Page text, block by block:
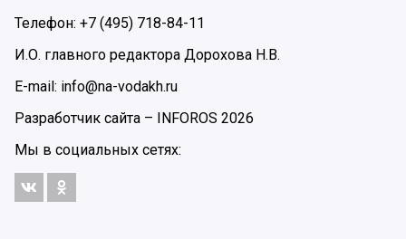
Телефон: +7 (495) 718-84-11
И.О. главного редактора Дорохова Н.В.
E-mail: info@na-vodakh.ru
Разработчик сайта – INFOROS 2026
Мы в социальных сетях: